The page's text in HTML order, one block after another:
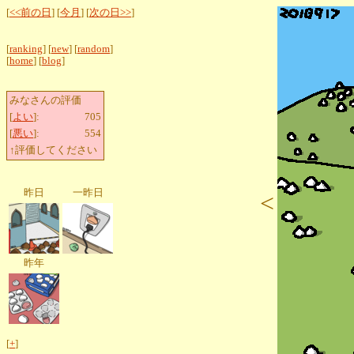
[<<前の日 ] [今月 ] [次の日>>]
[ranking] [new] [random]
[home] [blog]
みなさんの評価
[よい]:
705
[悪い]:
554
↑評価してください
昨日 一昨日
昨年
[+]
<